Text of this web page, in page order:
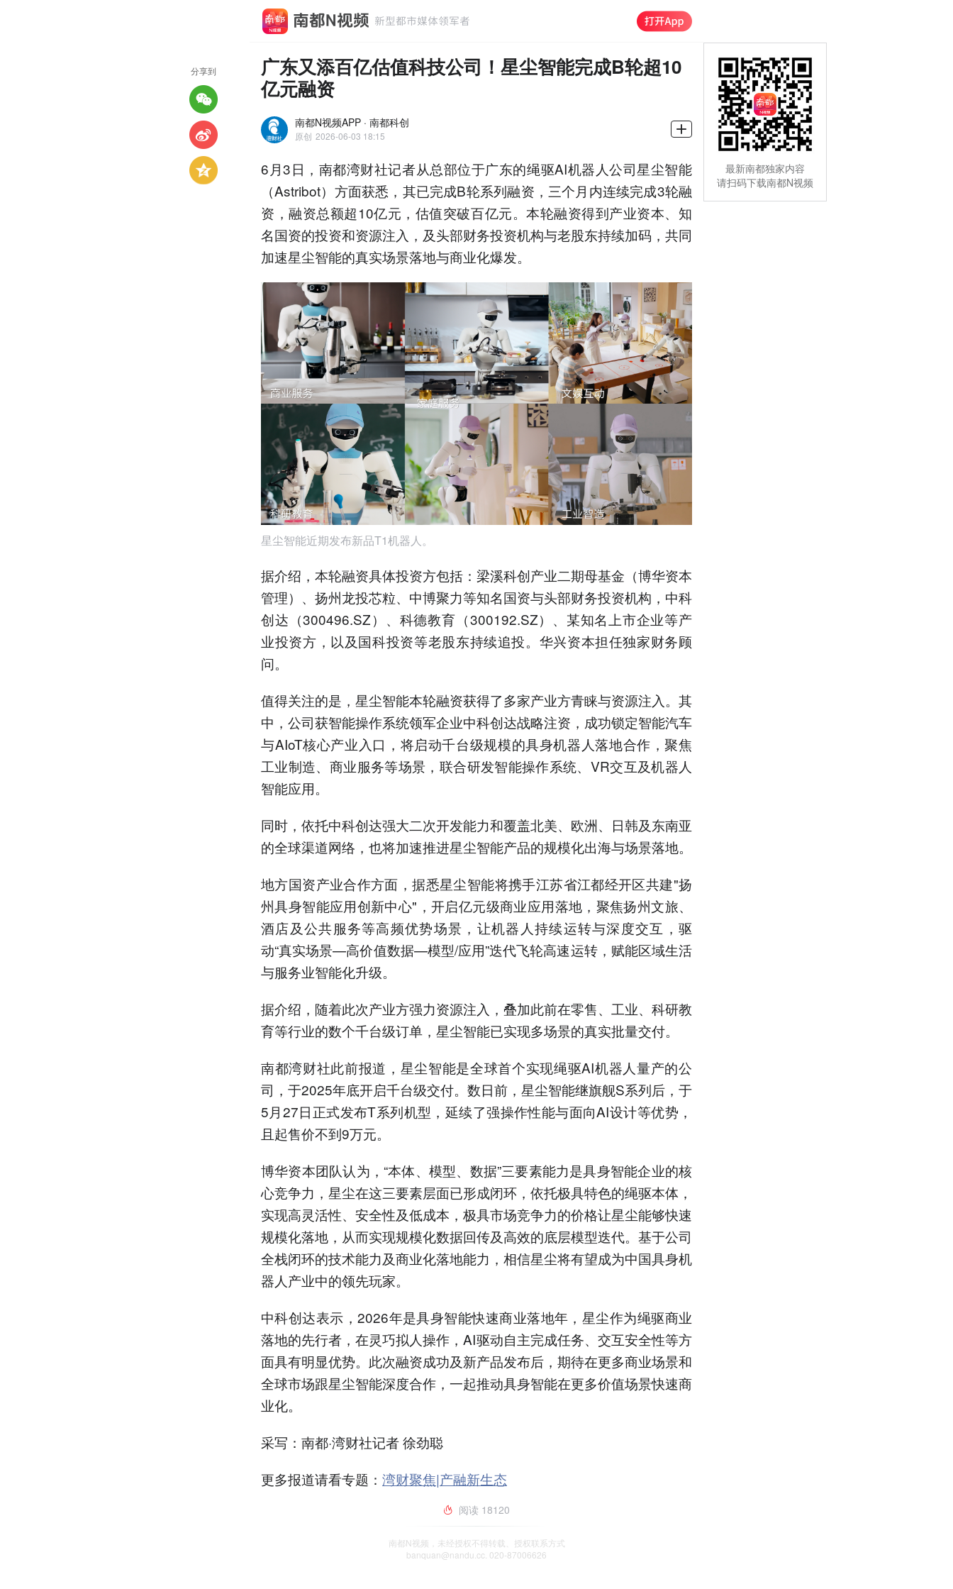
广东又添百亿估值科技公司！星尘智能完成B轮超10
亿元融资
南都N视频APP · 南都科创
原创 2026-06-03 18:15
6月3日，南都湾财社记者从总部位于广东的绳驱AI机器人公司星尘智能
（Astribot）方面获悉，其已完成B轮系列融资，三个月内连续完成3轮融
资，融资总额超10亿元，估值突破百亿元。本轮融资得到产业资本、知
名国资的投资和资源注入，及头部财务投资机构与老股东持续加码，共同
加速星尘智能的真实场景落地与商业化爆发。
星尘智能近期发布新品T1机器人。
据介绍，本轮融资具体投资方包括：梁溪科创产业二期母基金（博华资本
管理）、扬州龙投芯粒、中博聚力等知名国资与头部财务投资机构，中科
创达（300496.SZ）、科德教育（300192.SZ）、某知名上市企业等产
业投资方，以及国科投资等老股东持续追投。华兴资本担任独家财务顾
问。
值得关注的是，星尘智能本轮融资获得了多家产业方青睐与资源注入。其
中，公司获智能操作系统领军企业中科创达战略注资，成功锁定智能汽车
与AIoT核心产业入口，将启动千台级规模的具身机器人落地合作，聚焦
工业制造、商业服务等场景，联合研发智能操作系统、VR交互及机器人
智能应用。
同时，依托中科创达强大二次开发能力和覆盖北美、欧洲、日韩及东南亚
的全球渠道网络，也将加速推进星尘智能产品的规模化出海与场景落地。
地方国资产业合作方面，据悉星尘智能将携手江苏省江都经开区共建"扬
州具身智能应用创新中心"，开启亿元级商业应用落地，聚焦扬州文旅、
酒店及公共服务等高频优势场景，让机器人持续运转与深度交互，驱
动“真实场景—高价值数据—模型/应用”迭代飞轮高速运转，赋能区域生活
与服务业智能化升级。
据介绍，随着此次产业方强力资源注入，叠加此前在零售、工业、科研教
育等行业的数个千台级订单，星尘智能已实现多场景的真实批量交付。
南都湾财社此前报道，星尘智能是全球首个实现绳驱AI机器人量产的公
司，于2025年底开启千台级交付。数日前，星尘智能继旗舰S系列后，于
5月27日正式发布T系列机型，延续了强操作性能与面向AI设计等优势，
且起售价不到9万元。
博华资本团队认为，“本体、模型、数据”三要素能力是具身智能企业的核
心竞争力，星尘在这三要素层面已形成闭环，依托极具特色的绳驱本体，
实现高灵活性、安全性及低成本，极具市场竞争力的价格让星尘能够快速
规模化落地，从而实现规模化数据回传及高效的底层模型迭代。基于公司
全栈闭环的技术能力及商业化落地能力，相信星尘将有望成为中国具身机
器人产业中的领先玩家。
中科创达表示，2026年是具身智能快速商业落地年，星尘作为绳驱商业
落地的先行者，在灵巧拟人操作，AI驱动自主完成任务、交互安全性等方
面具有明显优势。此次融资成功及新产品发布后，期待在更多商业场景和
全球市场跟星尘智能深度合作，一起推动具身智能在更多价值场景快速商
业化。
采写：南都·湾财社记者 徐劲聪
更多报道请看专题： 湾财聚焦|产融新生态
阅读 18120
南都N视频，未经授权不得转载、授权联系方式
banquan@nandu.cc. 020-87006626
分享到
最新南都独家内容
请扫码下载南都N视频